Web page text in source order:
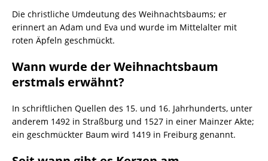
Die christliche Umdeutung des Weihnachtsbaums; er
erinnert an Adam und Eva und wurde im Mittelalter mit
roten Äpfeln geschmückt.
Wann wurde der Weihnachtsbaum
erstmals erwähnt?
In schriftlichen Quellen des 15. und 16. Jahrhunderts, unter
anderem 1492 in Straßburg und 1527 in einer Mainzer Akte;
ein geschmückter Baum wird 1419 in Freiburg genannt.